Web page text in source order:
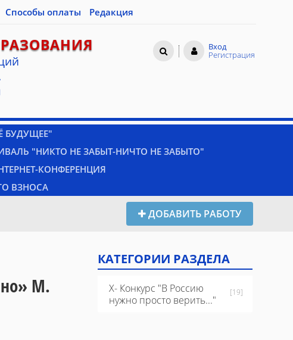
Способы оплаты Редакция
Вход
Регистрация
БУДУЩЕЕ"
"НИКТО НЕ ЗАБЫТ-НИЧТО НЕ ЗАБЫТО"
КОНФЕРЕНЦИЯ
ВЗНОСА
ДОБАВИТЬ РАБОТУ
М.
КАТЕГОРИИ РАЗДЕЛА
X- Конкурс "В Россию
нужно просто верить..."
[19]